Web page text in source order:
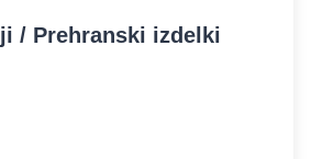
/ Prehranski izdelki